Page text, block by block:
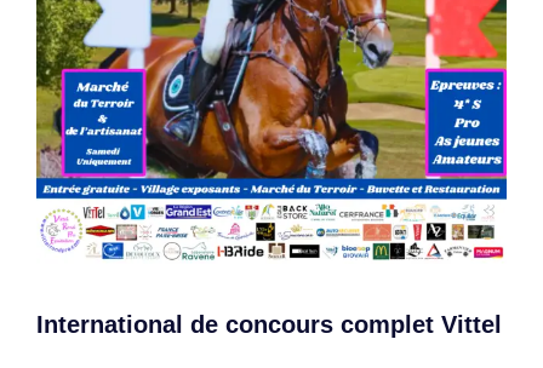
International de concours complet Vittel